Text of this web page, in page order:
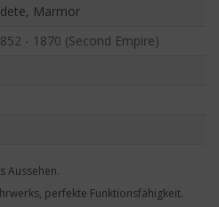
Marmor
- 1870 (Second Empire)
Aussehen.
perfekte Funktionsfähigkeit.